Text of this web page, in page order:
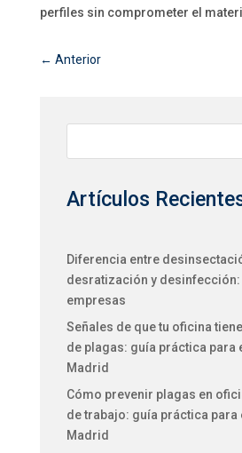
perfiles sin comprometer el
← Anterior
Artículos
Diferencia entre
desratización y
empresas
Señales de que tu oficina
de plagas: guía práctica para
Madrid
Cómo prevenir plagas en
de trabajo: guía práctica para
Madrid